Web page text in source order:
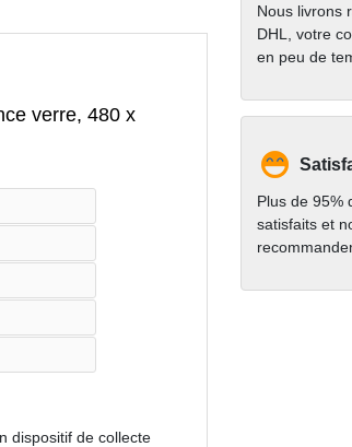
verre, 480 x
dispositif de collecte
Nous livrons
DHL, votre
en peu de
Plus de 95%
satisfaits et